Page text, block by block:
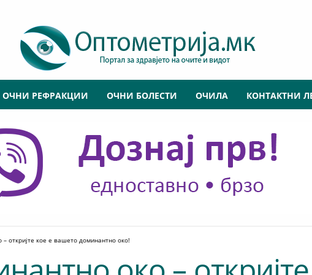
ОЧНИ РЕФРАКЦИИ ОЧНИ БОЛЕСТИ ОЧИЛА КОНТАКТНИ
– откријте кое е вашето доминантно око!